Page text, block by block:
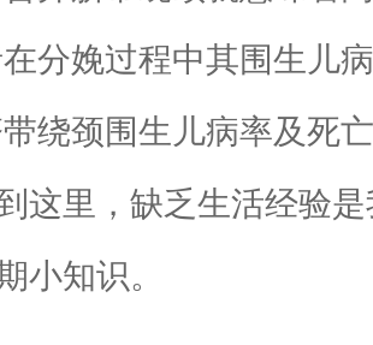
分娩过程中其围生儿
绕颈围生儿病率及死亡
里，缺乏生活经验是
小知识。